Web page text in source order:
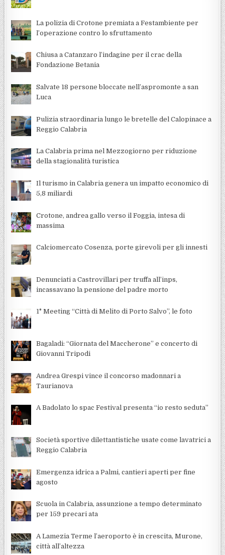
La polizia di Crotone premiata a Festambiente per
l’operazione contro lo sfruttamento
Chiusa a Catanzaro l’indagine per il crac della
Fondazione Betania
Salvate 18 persone bloccate nell’aspromonte a san
Luca
Pulizia straordinaria lungo le bretelle del Calopinace a
Reggio Calabria
La Calabria prima nel Mezzogiorno per riduzione
della stagionalità turistica
Il turismo in Calabria genera un impatto economico di
5,8 miliardi
Crotone, andrea gallo verso il Foggia, intesa di
massima
Calciomercato Cosenza, porte girevoli per gli innesti
Denunciati a Castrovillari per truffa all’inps,
incassavano la pensione del padre morto
1° Meeting “Città di Melito di Porto Salvo”, le foto
Bagaladi: “Giornata del Maccherone” e concerto di
Giovanni Tripodi
Andrea Grespi vince il concorso madonnari a
Taurianova
A Badolato lo spac Festival presenta “io resto seduta”
Società sportive dilettantistiche usate come lavatrici a
Reggio Calabria
Emergenza idrica a Palmi, cantieri aperti per fine
agosto
Scuola in Calabria, assunzione a tempo determinato
per 159 precari ata
A Lamezia Terme l’aeroporto è in crescita, Murone,
città all’altezza